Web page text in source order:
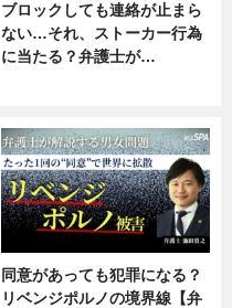
ブロックしても連絡が止まら
ない…それ、ストーカー行為
に当たる？弁護士が…
同意があっても犯罪になる？
リベンジポルノの境界線【弁